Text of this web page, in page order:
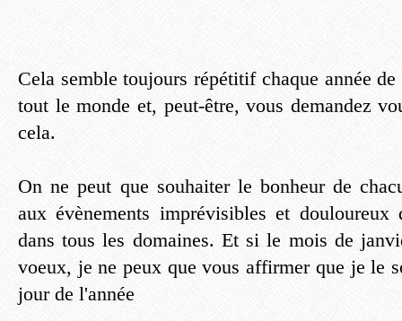
Cela semble toujours répétitif chaque année
tout le monde et, peut-être, vous demandez
cela.
On ne peut que souhaiter le bonheur de
aux évènements imprévisibles et
dans tous les domaines. Et si le mois de
voeux, je ne peux que vous affirmer que je le
jour de l'année